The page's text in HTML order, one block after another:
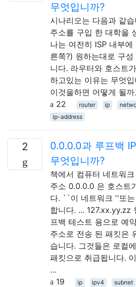
무엇입니까?
시나리오는 다음과 같
주소를 구입 한 대학을
나는 여전히 ISP 내부
른쪽?) 원하는대로 구
니다. 라우터와 호스트
하고있는 이유는 무엇
이것을하면 어떻게 될까
22
router ip
ip-address
2
0.0.0.0과 루프백
무엇입니까?
책에서 컴퓨터 네트워
주소 0.0.0.0 은 호스트
다. ``이 네트워크 ''또
합니다. ... 127.xx.yy.zz
프백 테스트 용으로 예
주소로 전송 된 패킷은
습니다. 그것들은 로컬
패킷으로 취급됩니다.
…
19
ip ipv4 subnet